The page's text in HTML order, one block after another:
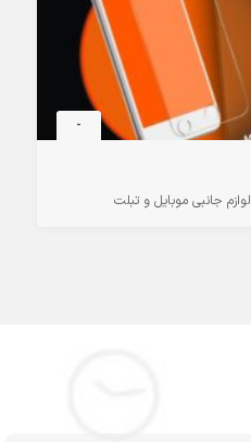
-
لوازم جانبی موبایل و تبلت